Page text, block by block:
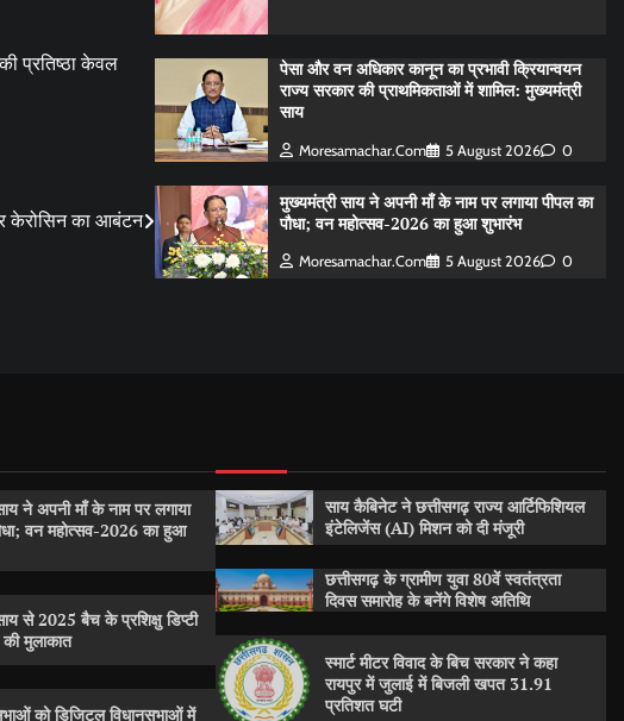
प्रतिष्ठा केवल
केरोसिन का आबंटन
पेसा और वन अधिकार कानून का प्रभावी क्रियान्वयन
राज्य सरकार की प्राथमिकताओं में शामिल: मुख्यमंत्री
साय
Moresamachar.com 5 August 2026 0
मुख्यमंत्री साय ने अपनी माँ के नाम पर लगाया पीपल का
पौधा; वन महोत्सव-2026 का हुआ शुभारंभ
Moresamachar.com 5 August 2026 0
ने अपनी माँ के नाम पर लगाया
वन महोत्सव-2026 का हुआ
से 2025 बैच के प्रशिक्षु डिप्टी
मुलाकात
को डिजिटल विधानसभाओं में
साय कैबिनेट ने छत्तीसगढ़ राज्य आर्टिफिशियल
इंटेलिजेंस (AI) मिशन को दी मंजूरी
छत्तीसगढ़ के ग्रामीण युवा 80वें स्वतंत्रता
दिवस समारोह के बनेंगे विशेष अतिथि
स्मार्ट मीटर विवाद के बिच सरकार ने कहा
रायपुर में जुलाई में बिजली खपत 31.91
प्रतिशत घटी